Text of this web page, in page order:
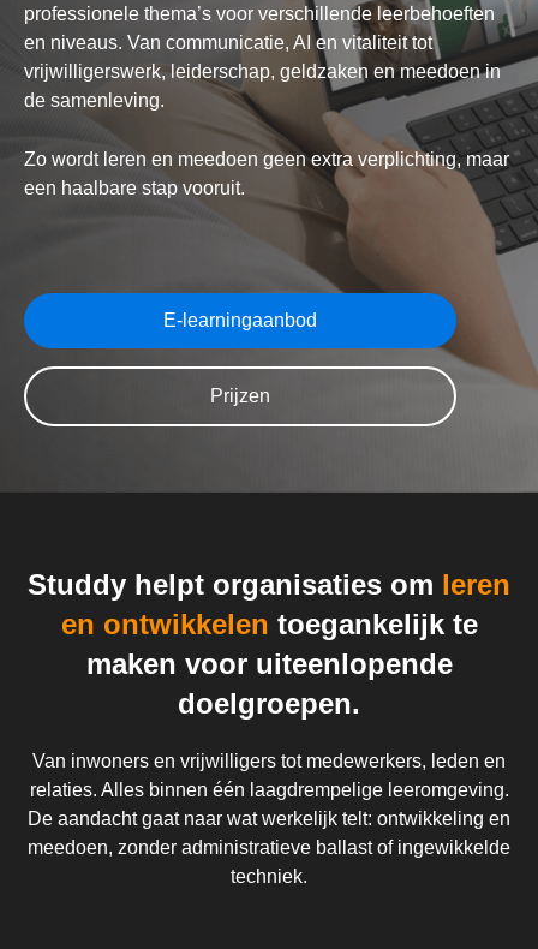
professionele thema’s voor verschillende leerbehoeften
en niveaus. Van communicatie, AI en vitaliteit tot
vrijwilligerswerk, leiderschap, geldzaken en meedoen in
de samenleving.
Zo wordt leren en meedoen geen extra verplichting, maar
een haalbare stap vooruit.
E-learningaanbod
Prijzen
Studdy helpt organisaties om leren
en ontwikkelen toegankelijk te
maken voor uiteenlopende
doelgroepen.
Van inwoners en vrijwilligers tot medewerkers, leden en
relaties. Alles binnen één laagdrempelige leeromgeving.
De aandacht gaat naar wat werkelijk telt: ontwikkeling en
meedoen, zonder administratieve ballast of ingewikkelde
techniek.